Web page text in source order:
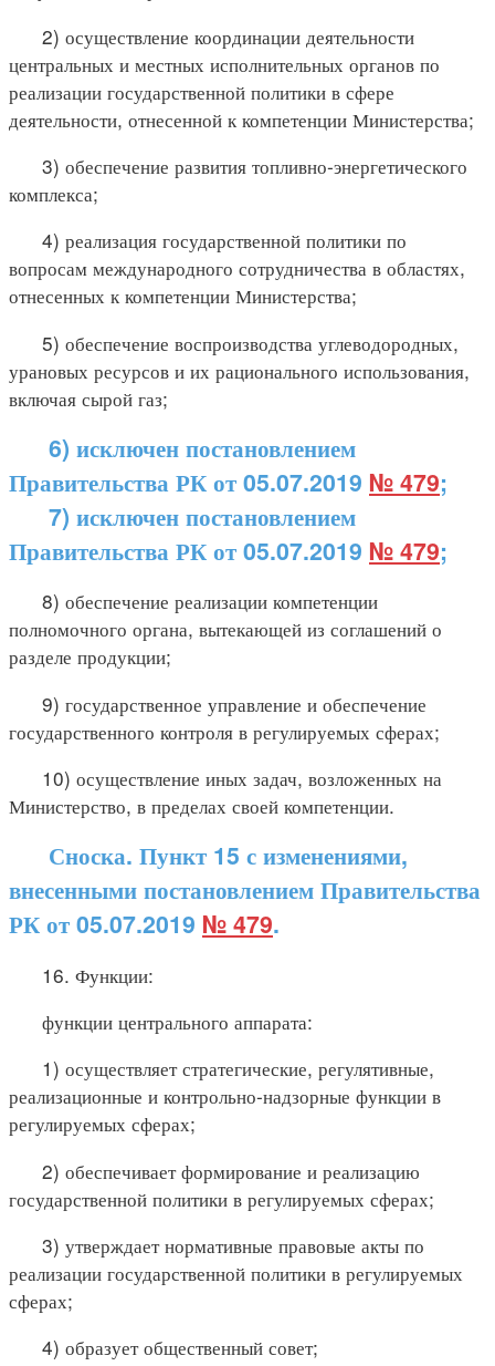
2) осуществление координации деятельности
центральных и местных исполнительных органов по
реализации государственной политики в сфере
деятельности, отнесенной к компетенции Министерства;
3) обеспечение развития топливно-энергетического
комплекса;
4) реализация государственной политики по
вопросам международного сотрудничества в областях,
отнесенных к компетенции Министерства;
5) обеспечение воспроизводства углеводородных,
урановых ресурсов и их рационального использования,
включая сырой газ;
6) исключен постановлением
Правительства РК от 05.07.2019 № 479;
7) исключен постановлением
Правительства РК от 05.07.2019 № 479;
8) обеспечение реализации компетенции
полномочного органа, вытекающей из соглашений о
разделе продукции;
9) государственное управление и обеспечение
государственного контроля в регулируемых сферах;
10) осуществление иных задач, возложенных на
Министерство, в пределах своей компетенции.
Сноска. Пункт 15 с изменениями,
внесенными постановлением Правительства
РК от 05.07.2019 № 479.
16. Функции:
функции центрального аппарата:
1) осуществляет стратегические, регулятивные,
реализационные и контрольно-надзорные функции в
регулируемых сферах;
2) обеспечивает формирование и реализацию
государственной политики в регулируемых сферах;
3) утверждает нормативные правовые акты по
реализации государственной политики в регулируемых
сферах;
4) образует общественный совет;